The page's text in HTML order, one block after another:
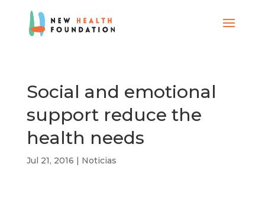
Social and emotional
support reduce the
health needs
Jul 21, 2016 | Noticias